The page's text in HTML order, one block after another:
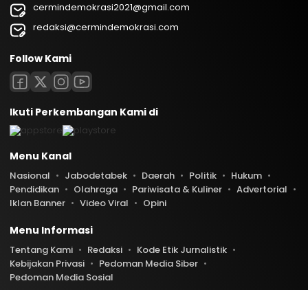
cermindemokrasi2021@gmail.com
redaksi@cermindemokrasi.com
Follow Kami
Ikuti Perkembangan Kami di
Menu Kanal
Nasional Jabodetabek Daerah Politik
Hukum
Pendidikan
Olahraga Pariwisata & Kuliner
Advertorial
Iklan Banner
Video Viral Opini
Menu Informasi
Tentang Kami Redaksi
Kode Etik Jurnalistik
Kebijakan Privasi
Pedoman Media Siber
Pedoman Media Sosial